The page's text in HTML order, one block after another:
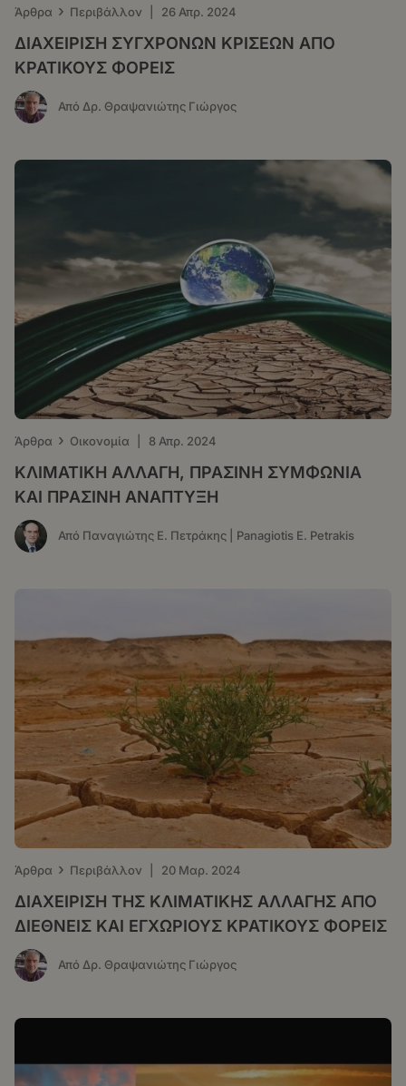
Άρθρα › Περιβάλλον 26 Απρ. 2024
ΔΙΑΧΕΙΡΙΣΗ ΣΥΓΧΡΟΝΩΝ ΚΡΙΣΕΩΝ ΑΠΟ
ΚΡΑΤΙΚΟΥΣ ΦΟΡΕΙΣ
Από Δρ. Θραψανιώτης Γιώργος
Άρθρα › Οικονομία 8 Απρ. 2024
ΚΛΙΜΑΤΙΚΗ ΑΛΛΑΓΗ, ΠΡΑΣΙΝΗ ΣΥΜΦΩΝΙΑ
ΚΑΙ ΠΡΑΣΙΝΗ ΑΝΑΠΤΥΞΗ
Από Παναγιώτης Ε. Πετράκης | Panagiotis E. Petrakis
Άρθρα › Περιβάλλον 20 Μαρ. 2024
ΔΙΑΧΕΙΡΙΣΗ ΤΗΣ ΚΛΙΜΑΤΙΚΗΣ ΑΛΛΑΓΗΣ ΑΠΟ
ΔΙΕΘΝΕΙΣ ΚΑΙ ΕΓΧΩΡΙΟΥΣ ΚΡΑΤΙΚΟΥΣ ΦΟΡΕΙΣ
Από Δρ. Θραψανιώτης Γιώργος